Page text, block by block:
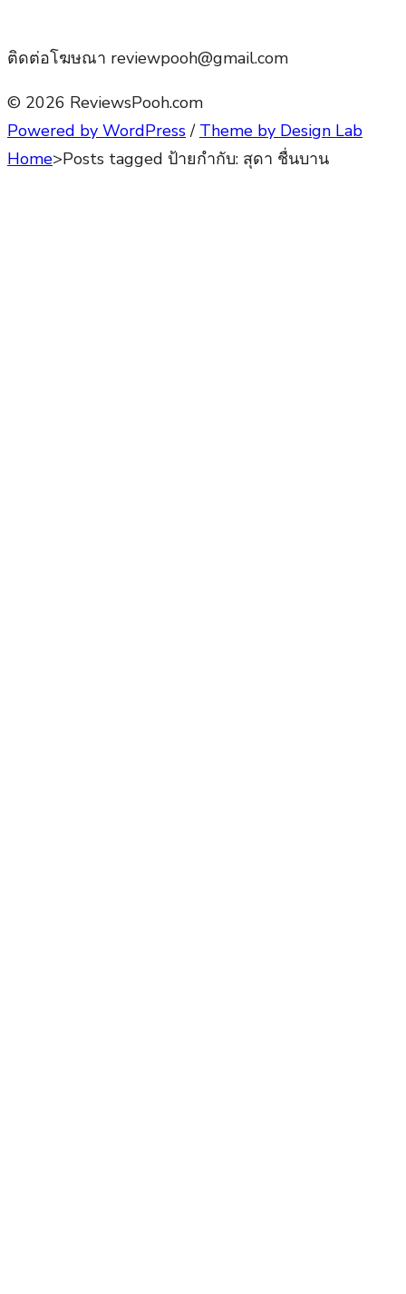
© 2026 ReviewsPooh.com
Powered by WordPress /Theme by Design Lab
Home>Posts taggedป้ายกำกับ:สุดา ชื่นบาน